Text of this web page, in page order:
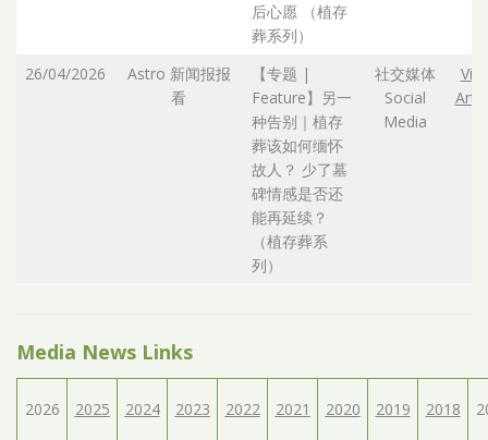
后心愿 （植存
葬系列）
26/04/2026
Astro 新闻报报
看
【专题 |
Feature】另一
种告别｜植存
葬该如何缅怀
故人？ 少了墓
碑情感是否还
能再延续？
（植存葬系
列）
社交媒体
Social
Media
Media News Links
2026 2025 2024 2023 2022 2021 2020 2019 2018